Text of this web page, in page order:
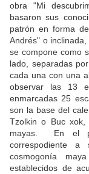
obra "Mi
basaron sus
patrón en forma
Andrés" o
se compone como
lado, separadas
cada una con una
observar las 13
enmarcadas 25
son la base del
Tzolkin o Buc
mayas. En el
correspodiente
cosmogonía
establecidos de